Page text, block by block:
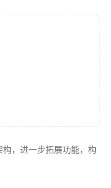
，进一步拓展功能，构